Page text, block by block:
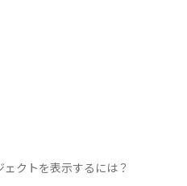
クトを表示するには？